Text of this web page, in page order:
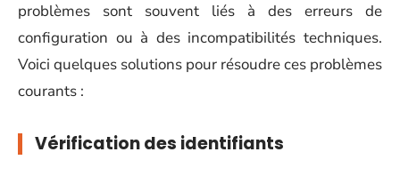
problèmes sont souvent liés à des erreurs de
configuration ou à des incompatibilités techniques.
Voici quelques solutions pour résoudre ces problèmes
courants :
Vérification des identifiants